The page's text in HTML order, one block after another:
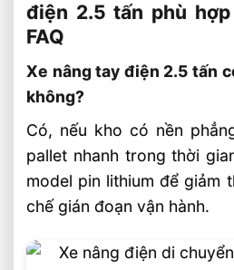
điện 2.5 tấn phù
FAQ
Xe nâng tay điện 2.5 tấn
không?
Có, nếu kho có nền
pallet nhanh trong thời
model pin lithium để giảm
chế gián đoạn vận hành.